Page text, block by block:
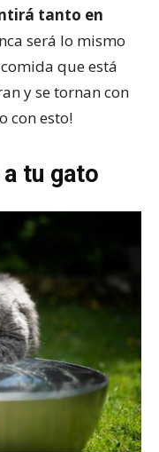
tanto en
será lo mismo
que está
y se tornan con
con esto!
tu gato